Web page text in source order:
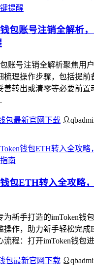
包账号注销全解析
账号注销全解析聚焦用
梳理操作步骤，包括提前
善转出或清零等必要前置
包最新官网下载
包ETH转入全攻略
为新手打造的imToken钱
操作，助力新手轻松完成
流程：打开imToken钱包
包最新官网下载